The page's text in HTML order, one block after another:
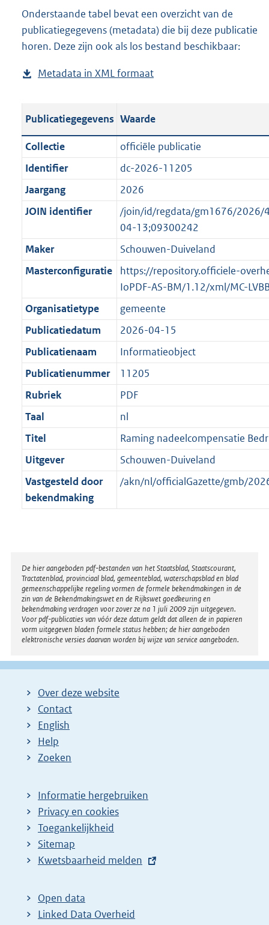
n
l
o
a
p
b
i
c
a
t
i
i
n
f
r
m
a
a
t
a
n
d
g
o
t
t
e
:
o
b
e
k
n
d
Onderstaande tabel bevat een overzicht van de
publicatiegegevens (metadata) die bij deze publicatie
horen. Deze zijn ook als los bestand beschikbaar:
Metadata in XML formaat
t
a
n
d
g
r
o
o
t
t
e
:
2
K
b
Publicatiegegevens Waarde
Collectie
officiële publicatie
Identifier
dc-2026-11205
Jaargang
2026
JOIN identifier
/join/id/regdata/gm1676/2026/
04-13;09300242
Maker
Schouwen-Duiveland
Masterconfiguratie
https://repository.officiele-
IoPDF-AS-BM/1.12/xml/MC-
Organisatietype
gemeente
Publicatiedatum
2026-04-15
Publicatienaam
Informatieobject
Publicatienummer
11205
Rubriek
PDF
Taal
nl
Titel
Raming nadeelcompensatie
Uitgever
Schouwen-Duiveland
Vastgesteld door
bekendmaking
/akn/nl/officialGazette/gmb/
Disclaimer
De hier aangeboden pdf-bestanden van het Staatsblad, Staatscourant,
Tractatenblad, provinciaal blad, gemeenteblad, waterschapsblad en blad
gemeenschappelijke regeling vormen de formele bekendmakingen in de
zin van de Bekendmakingswet en de Rijkswet goedkeuring en
bekendmaking verdragen voor zover ze na 1 juli 2009 zijn uitgegeven.
Voor pdf-publicaties van vóór deze datum geldt dat alleen de in papieren
vorm uitgegeven bladen formele status hebben; de hier aangeboden
elektronische versies daarvan worden bij wijze van service aangeboden.
Over deze website
Contact
English
Help
Zoeken
Informatie hergebruiken
Privacy en cookies
Toegankelijkheid
Sitemap
E
t
e
Kwetsbaarheid melden
Open data
Linked Data Overheid